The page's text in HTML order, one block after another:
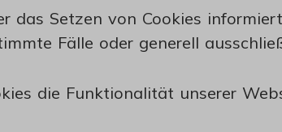
das Setzen von Cookies
Fälle oder generell
die Funktionalität unserer